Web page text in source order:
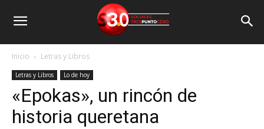
Inicio Letras y Libros
Letras y Libros Lo de hoy
«Epokas», un rincón de
historia queretana